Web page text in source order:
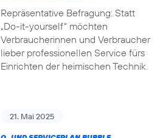
Repräsentative Befragung: Statt
„Do-it-yourself“ möchten
Verbraucherinnen und Verbraucher
lieber professionellen Service fürs
Einrichten der heimischen Technik.
21. Mai 2025